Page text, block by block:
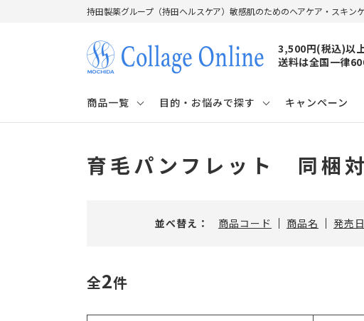
持田製薬グループ（持田ヘルスケア）敏感肌のためのヘアケア・スキン
3,500円(税込)以
送料は全国一律
商品一覧 目的・お悩みで探す キャンペーン
育毛パンフレット 同梱
並べ替え： 商品コード 商品名 発売日
全2件